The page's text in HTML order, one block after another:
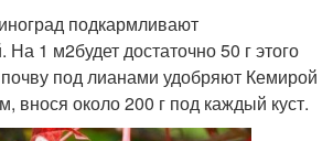
подкармливают
1 м2будет достаточно 50 г этого
под лианами удобряют Кемирой
внося около 200 г под каждый куст.